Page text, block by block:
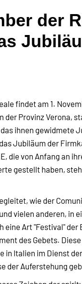
der
findet am 1.
der Provinz Verona,
ihnen gewidmete
Jubiläum der
die von Anfang an
gestellt haben,
wie der
vielen anderen, in
Art "Festival" der
des Gebets.
in Italien im Dienst
der Auferstehung